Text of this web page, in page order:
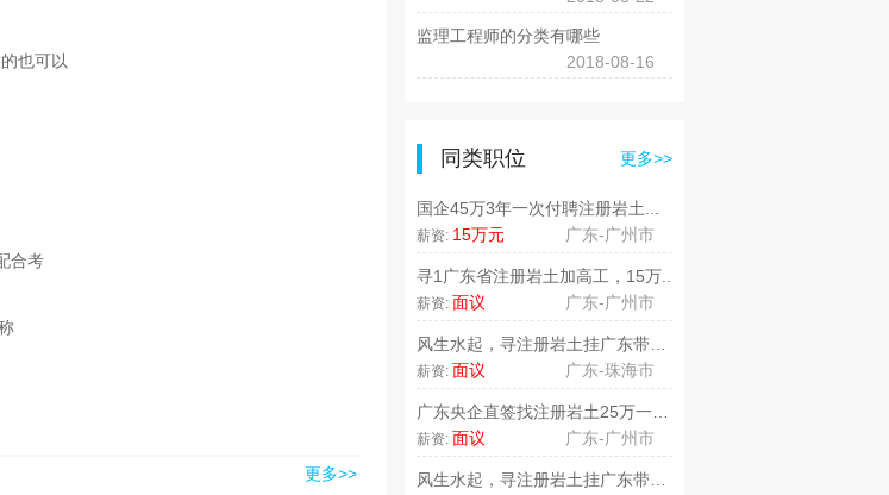
也可以
合考
更多>>
监理工程师的分类有哪些
2018-08-16
同类职位 更多>>
国企45万3年一次付聘注册岩土...
薪资: 15万元 广东-广州市
寻1广东省注册岩土加高工，15万..
薪资: 面议 广东-广州市
薪资: 面议 广东-珠海市
薪资: 面议 广东-广州市